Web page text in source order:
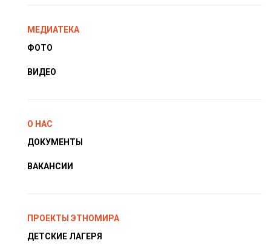
МЕДИАТЕКА
ФОТО
ВИДЕО
О НАС
ДОКУМЕНТЫ
ВАКАНСИИ
ПРОЕКТЫ ЭТНОМИРА
ДЕТСКИЕ ЛАГЕРЯ